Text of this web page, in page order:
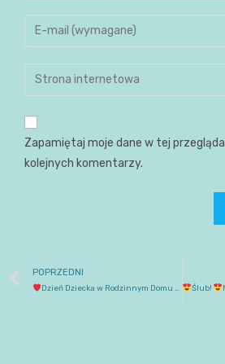
Zapamiętaj moje dane w tej
kolejnych komentarzy.
POPRZEDNI
Dzień Dziecka w Rodzinnym Domu Dziecka Ślub!